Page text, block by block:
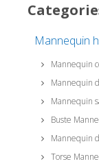
Mannequin
Mannequin
Mannequin
Mannequin
Buste
Mannequin
Torse